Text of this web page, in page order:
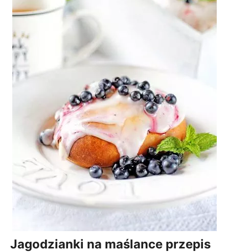
Jagodzianki na maślance przepis